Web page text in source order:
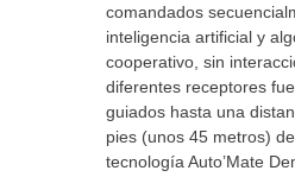
comandados
inteligencia artificial y
cooperativo, sin
diferentes receptores
guiados hasta una
pies (unos 45 metros)
tecnología Auto’Mate